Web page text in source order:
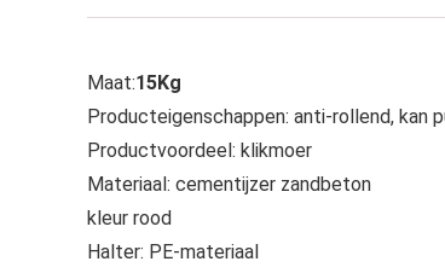
Maat:15Kg
Producteigenschappen: anti-rollend, kan
Productvoordeel: klikmoer
Materiaal: cementijzer zandbeton
kleur rood
Halter: PE-materiaal